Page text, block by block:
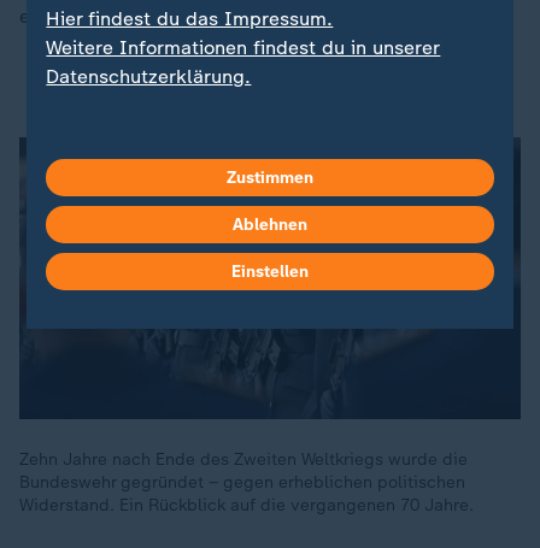
einberufen.
Bundeswehr: Armee im stetigen Wandel
Zehn Jahre nach Ende des Zweiten Weltkriegs wurde die
Bundeswehr gegründet – gegen erheblichen politischen
Widerstand. Ein Rückblick auf die vergangenen 70 Jahre.
Hier findest du das Impressum.
Weitere Informationen findest du in unserer
Datenschutzerklärung.
Zustimmen
Ablehnen
Einstellen